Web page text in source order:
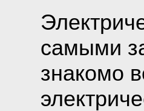
самыми
знакомо